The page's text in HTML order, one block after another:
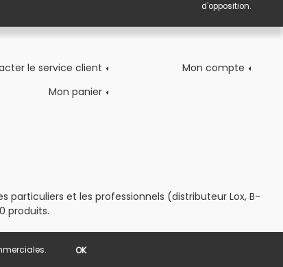
d'opposition.
le service client
Mon compte
Mon panier
particuliers et les professionnels (distributeur Lox, B-
produits.
POWERED BY YPROXIMITÉ / STORE FACTORY
OK